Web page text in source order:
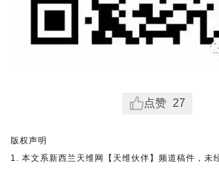
点赞 27
版权声明
1. 本文系新西兰天维网【天维伙伴】频道稿件，未